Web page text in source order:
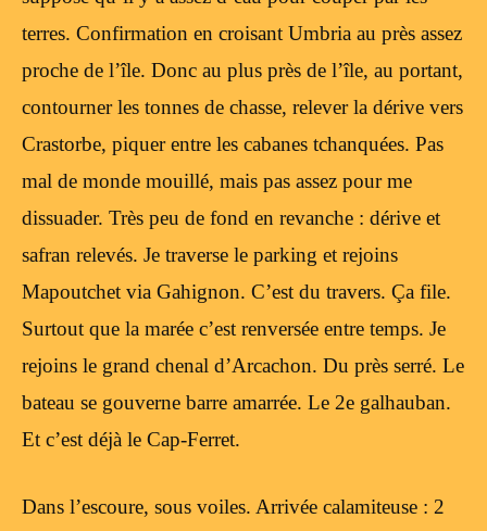
terres. Confirmation en croisant Umbria au près assez
proche de l’île. Donc au plus près de l’île, au portant,
contourner les tonnes de chasse, relever la dérive vers
Crastorbe, piquer entre les cabanes tchanquées. Pas
mal de monde mouillé, mais pas assez pour me
dissuader. Très peu de fond en revanche : dérive et
safran relevés. Je traverse le parking et rejoins
Mapoutchet via Gahignon. C’est du travers. Ça file.
Surtout que la marée c’est renversée entre temps. Je
rejoins le grand chenal d’Arcachon. Du près serré. Le
bateau se gouverne barre amarrée. Le 2e galhauban.
Et c’est déjà le Cap-Ferret.
Dans l’escoure, sous voiles. Arrivée calamiteuse : 2